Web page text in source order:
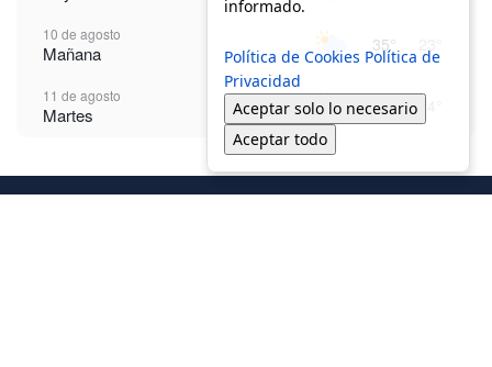
10 de agosto
Mañana 35°
11 de agosto
Martes 36°
Miércoles 37° 24°
informado.
Política de Cookies Política de
Privacidad
Aceptar solo lo necesario
Aceptar todo